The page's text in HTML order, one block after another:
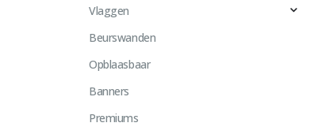
Vlaggen
Beurswanden
Opblaasbaar
Banners
Premiums